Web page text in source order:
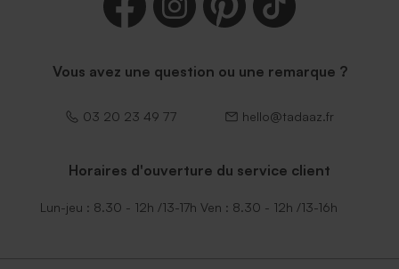
Vous avez une question ou une remarque ?
03 20 23 49 77 hello@tadaaz.fr
Horaires d'ouverture du service client
Lun-jeu : 8.30 - 12h /13-17h Ven : 8.30 - 12h /13-16h